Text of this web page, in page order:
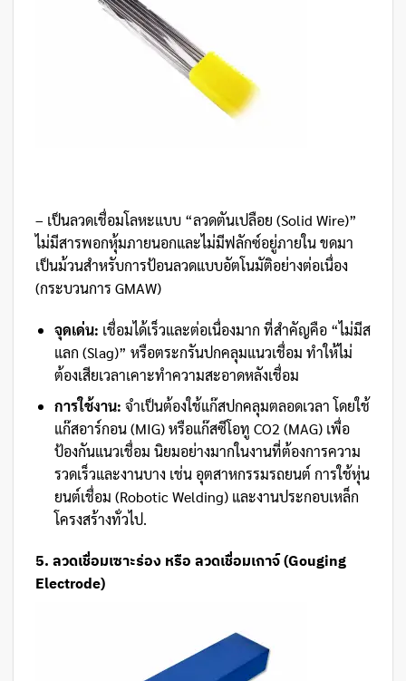
– เป็นลวดเชื่อมโลหะแบบ “ลวดตันเปลือย (Solid Wire)”
ไม่มีสารพอกหุ้มภายนอกและไม่มีฟลักซ์อยู่ภายใน ขดมา
เป็นม้วนสำหรับการป้อนลวดแบบอัตโนมัติอย่างต่อเนื่อง
(กระบวนการ GMAW)
จุดเด่น: เชื่อมได้เร็วและต่อเนื่องมาก ที่สำคัญคือ “ไม่มีส
แลก (Slag)” หรือตระกรันปกคลุมแนวเชื่อม ทำให้ไม่
ต้องเสียเวลาเคาะทำความสะอาดหลังเชื่อม
การใช้งาน: จำเป็นต้องใช้แก๊สปกคลุมตลอดเวลา โดยใช้
แก๊สอาร์กอน (MIG) หรือแก๊สซีโอทู CO2 (MAG) เพื่อ
ป้องกันแนวเชื่อม นิยมอย่างมากในงานที่ต้องการความ
รวดเร็วและงานบาง เช่น อุตสาหกรรมรถยนต์ การใช้หุ่น
ยนต์เชื่อม (Robotic Welding) และงานประกอบเหล็ก
โครงสร้างทั่วไป.
5. ลวดเชื่อมเซาะร่อง หรือ ลวดเชื่อมเกาจ์ (Gouging
Electrode)